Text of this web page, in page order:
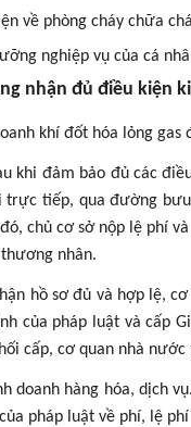
về phòng cháy chữa
nghiệp vụ của cá
nhận đủ điều kiện
khí đốt hóa lỏng
khi đảm bảo đủ các
tiếp, qua đường
chủ cơ sở nộp lệ phí
nhân.
hồ sơ đủ và hợp lệ,
của pháp luật và cấp
cấp, cơ quan nhà
doanh hàng hóa, dịch
pháp luật về phí, lệ phí